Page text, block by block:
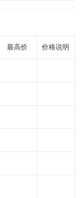
最高价 价格说明